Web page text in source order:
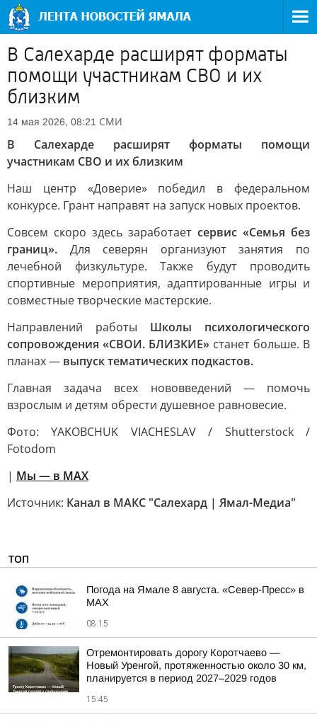
В Салехарде расширят форматы
помощи участникам СВО и их
близким
14 мая 2026, 08:21 СМИ
В Салехарде расширят форматы помощи
участникам СВО и их близким
Наш центр «Доверие» победил в федеральном
конкурсе. Грант направят на запуск новых проектов.
Совсем скоро здесь заработает сервис «Семья без
границ». Для северян организуют занятия по
лечебной физкультуре. Также будут проводить
спортивные мероприятия, адаптированные игры и
совместные творческие мастерские.
Направлений работы Школы психологического
сопровождения «СВОИ. БЛИЗКИЕ» станет больше. В
планах — выпуск тематических подкастов.
Главная задача всех нововведений — помочь
взрослым и детям обрести душевное равновесие.
Фото: YAKOBCHUK VIACHESLAV / Shutterstock /
Fotodom
| Мы — в МАХ
Источник: Канал в МАКС "Салехард | Ямал-Медиа"
ТОП
Погода на Ямале 8 августа. «Север-Пресс» в
MAX
08:15
Отремонтировать дорогу Коротчаево —
Новый Уренгой, протяженностью около 30 км,
планируется в период 2027–2029 годов
15:45